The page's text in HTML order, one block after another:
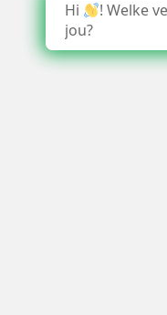
Hi
! Welke
jou?